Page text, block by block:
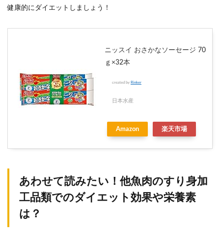
健康的にダイエットしましょう！
ニッスイ おさかなソーセージ 70
ｇ×32本
created by Rinker
日本水産
Amazon 楽天市場
あわせて読みたい！他魚肉のすり身加
工品類でのダイエット効果や栄養素
は？